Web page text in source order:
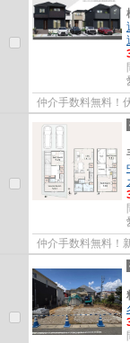
仲介手数料無料！
仲介手数料無料！